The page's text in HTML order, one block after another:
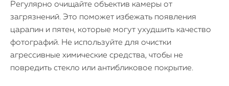
Регулярно очищайте объектив камеры от
загрязнений. Это поможет избежать появления
царапин и пятен, которые могут ухудшить качество
фотографий. Не используйте для очистки
агрессивные химические средства, чтобы не
повредить стекло или антибликовое покрытие.